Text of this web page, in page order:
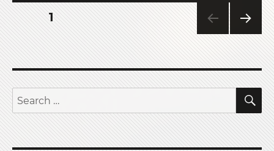
Posts
pagination
PAGE1
NEXT
PAG
E
Search
for: